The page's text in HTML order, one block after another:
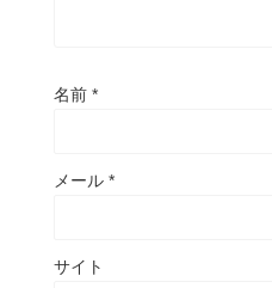
名前 *
メール *
サイト